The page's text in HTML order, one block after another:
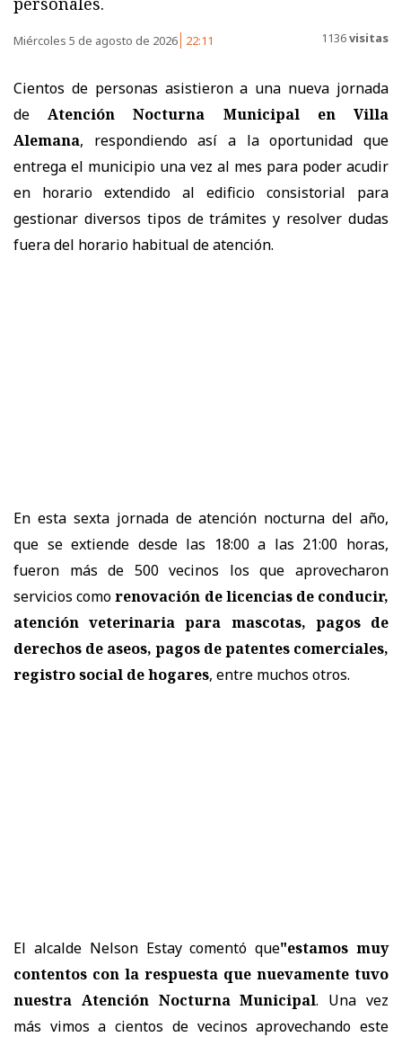
Miércoles 5 de agosto de 2026 22:11 1136visitas
Cientos de personas asistieron a una nueva jornada
deAtención Nocturna Municipal en Villa
Alemana, respondiendo así a la oportunidad que
entrega el municipio una vez al mes para poder acudir
en horario extendido al edificio consistorial para
gestionar diversos tipos de trámites y resolver dudas
fuera del horario habitual de atención.
En esta sexta jornada de atención nocturna del año,
que se extiende desde las 18:00 a las 21:00 horas,
fueron más de 500 vecinos los que aprovecharon
servicios comorenovación de licencias de conducir,
atención veterinaria para mascotas, pagos de
derechos de aseos, pagos de patentes comerciales,
registro social de hogares, entre muchos otros.
El alcalde Nelson Estay comentó que"estamos muy
contentos con la respuesta que nuevamente tuvo
nuestra Atención Nocturna Municipal. Una vez
más vimos a cientos de vecinos aprovechando este